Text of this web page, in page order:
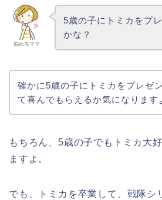
悩めるママ
5歳の子にトミカをプ
かな？
確かに5歳の子にトミカをプレゼ
て喜んでもらえるか気になります
もちろん、5歳の子でもトミカ大
ますよ。
でも、トミカを卒業して、戦隊シ